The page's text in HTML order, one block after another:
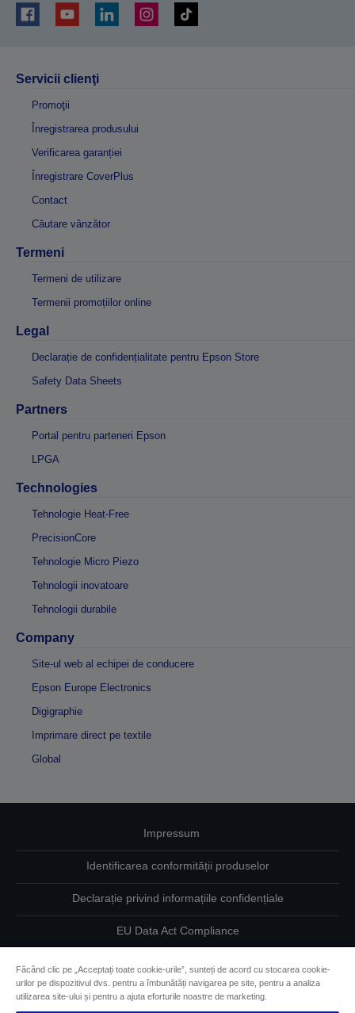
Servicii clienţi
Promoţii
Înregistrarea produsului
Verificarea garanției
Înregistrare CoverPlus
Contact
Căutare vânzător
Termeni
Termeni de utilizare
Termenii promoțiilor online
Legal
Declarație de confidențialitate pentru Epson Store
Safety Data Sheets
Partners
Portal pentru parteneri Epson
LPGA
Technologies
Tehnologie Heat-Free
PrecisionCore
Tehnologie Micro Piezo
Tehnologii inovatoare
Tehnologii durabile
Company
Site-ul web al echipei de conducere
Epson Europe Electronics
Digigraphie
Imprimare direct pe textile
Global
Impressum
Identificarea conformității produselor
Declarație privind informațiile confidențiale
EU Data Act Compliance
Informaţii despre modulele cookie
Făcând clic pe „Acceptați toate cookie-urile”, sunteți de acord cu stocarea cookie-
urilor pe dispozitivul dvs. pentru a îmbunătăți navigarea pe site, pentru a analiza
utilizarea site-ului și pentru a ajuta eforturile noastre de marketing.